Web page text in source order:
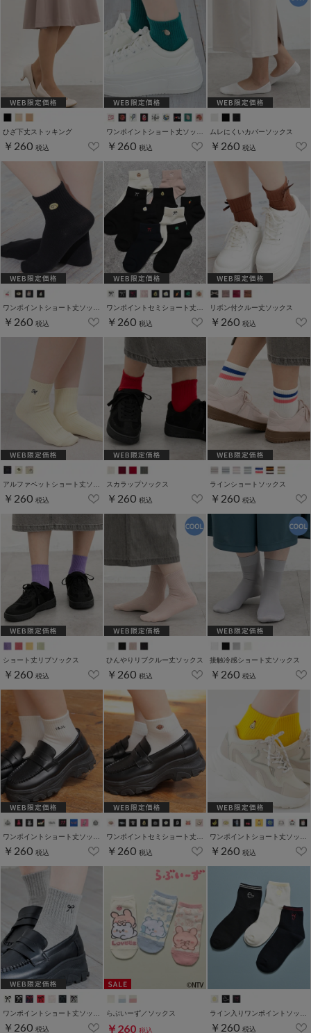
ひざ下丈ストッキング
￥260 税込 ￥260 税込
ムレにくいカバーソックス
￥260 税込
￥260 税込 ￥260 税込
リボン付クルー丈ソックス
￥260 税込
￥260 税込
スカラップソックス
￥260 税込
ラインショートソックス
￥260 税込
ショート丈リブソックス
￥260 税込
ひんやりリブクルー丈ソックス
￥260 税込
接触冷感ショート丈ソックス
￥260 税込
￥260 税込 ￥260 税込 ￥260 税込
￥260 税込
らぶいーず／ソックス
￥260 税込 ￥260 税込